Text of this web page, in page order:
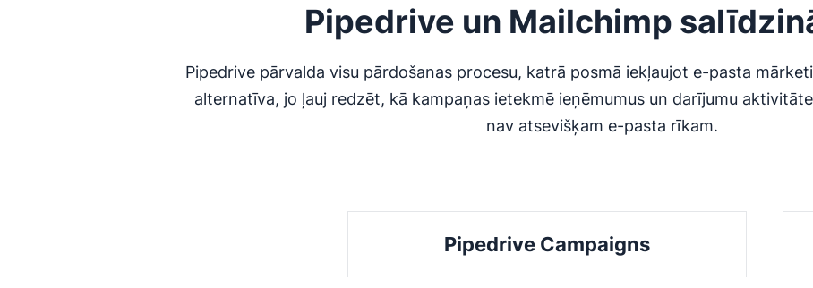
Pipedrive un Mailchimp
Pipedrive pārvalda visu pārdošanas procesu, katrā posmā iekļaujot e-pasta
alternatīva, jo ļauj redzēt, kā kampaņas ietekmē ieņēmumus un darījumu
nav atsevišķam e-pasta rīkam.
Pipedrive Campaigns